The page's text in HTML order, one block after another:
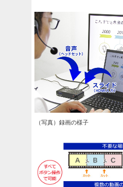
（写真）録画の様子